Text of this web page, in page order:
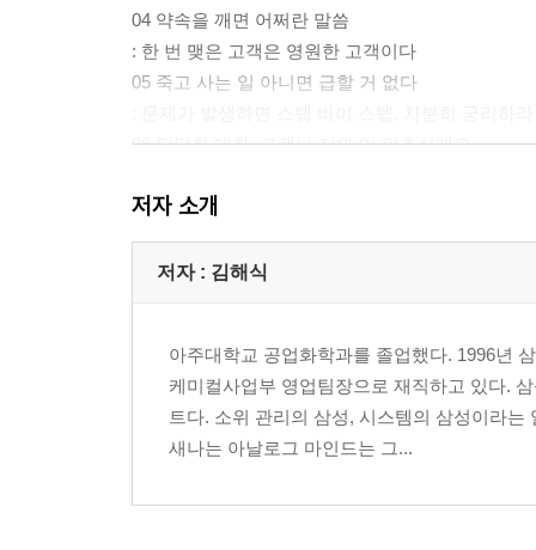
04 약속을 깨면 어쩌란 말씀
: 한 번 맺은 고객은 영원한 고객이다
05 죽고 사는 일 아니면 급할 거 없다
06 달달한 대화, 고객님 저와 입 맞추실래요
07 무림의 고수 영업의 고수!
: 영업 파트, 끊임없이 자문하고 자답하라
08 이 한 몸 바쳐 고객의 마음을 사라
: 설득당하는 것도 영업전략이다
10 경력이라는 이름의 천리안
: 과거를 바탕으로 미래를 그려낼 수 있는 눈을 가
11 사랑의 검은 ‘봉다리’
저자 소개
저자 : 김해식
아주대학교 공업화학과를 졸업했다. 1996년
케미컬사업부 영업팀장으로 재직하고 있다.
트다. 소위 관리의 삼성, 시스템의 삼성이라
새나는 아날로그 마인드는 그...